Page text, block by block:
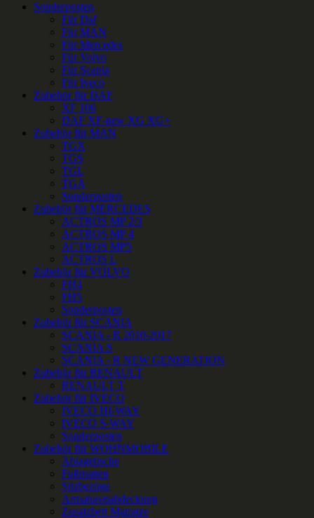
Sonderposten
Für Daf
Für MAN
Für Mercedes
Für Volvo
Für Scania
Für Iveco
Zubehör für DAF
XF 106
DAF XF-new XG XG+
Zubehör für MAN
TGX
TGS
TGL
TGA
Sonderposten
Zubehör für MERCEDES
ACTROS MP 2/3
ACTROS MP 4
ACTROS MP5
ACTROS L
Zubehör für VOLVO
FH4
FH5
Sonderposten
Zubehör für SCANIA
SCANIA - R 2010-2017
SCANIA S
SCANIA - R NEW GENERATION
Zubehör für RENAULT
RENAULT T
Zubehör für IVECO
IVECO HI-WAY
IVECO S-WAY
Sonderposten
Zubehör für WOHNMOBILE
Ablagetische
Fußmatten
Sitzbezüge
Armaturenabdeckung
Zusatzbett Matratze